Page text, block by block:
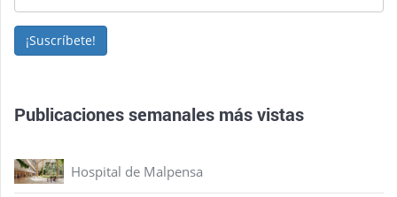
¡Suscríbete!
Publicaciones semanales más vistas
Hospital de Malpensa